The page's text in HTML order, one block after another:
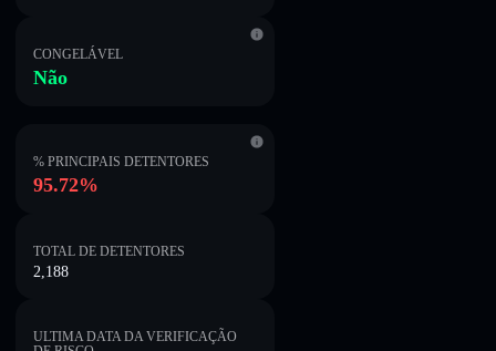
CONGELÁVEL
Não
% PRINCIPAIS DETENTORES
95.72%
TOTAL DE DETENTORES
2,188
ULTIMA DATA DA VERIFICAÇÃO